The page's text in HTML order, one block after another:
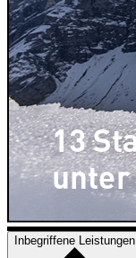
Inbegriffene Leistungen